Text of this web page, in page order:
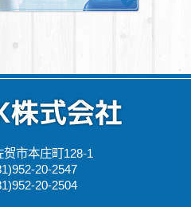
贺市本庄町128-1
20-2547
20-2504